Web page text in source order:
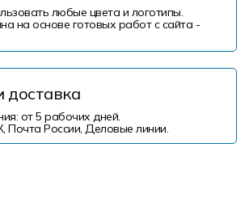
любые цвета и логотипы.
на основе готовых работ с сайта -
доставка
от 5 рабочих дней.
Почта России, Деловые линии.